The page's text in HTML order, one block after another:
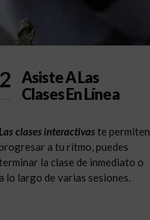
2 Asiste A Las
Clases En Línea
Las clases interactivaste permiten
progresar a tu ritmo, puedes
la clase de inmediato o
a lo largo de varias sesiones.